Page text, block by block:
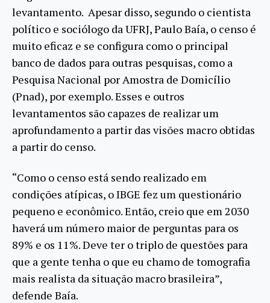
levantamento. Apesar disso, segundo o cientista
político e sociólogo da UFRJ, Paulo Baía, o censo é
muito eficaz e se configura como o principal
banco de dados para outras pesquisas, como a
Pesquisa Nacional por Amostra de Domicílio
(Pnad), por exemplo. Esses e outros
levantamentos são capazes de realizar um
aprofundamento a partir das visões macro obtidas
a partir do censo.
“Como o censo está sendo realizado em
condições atípicas, o IBGE fez um questionário
pequeno e econômico. Então, creio que em 2030
haverá um número maior de perguntas para os
89% e os 11%. Deve ter o triplo de questões para
que a gente tenha o que eu chamo de tomografia
mais realista da situação macro brasileira”,
defende Baía.